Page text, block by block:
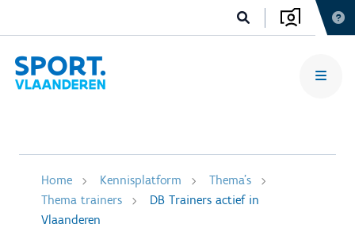
Home Kennisplatform
Thema's
Thema trainers
DB Trainers actief in
Vlaanderen